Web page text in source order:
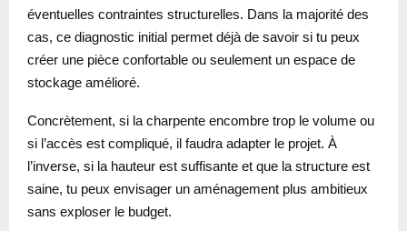
éventuelles contraintes structurelles. Dans la majorité des
cas, ce diagnostic initial permet déjà de savoir si tu peux
créer une pièce confortable ou seulement un espace de
stockage amélioré.
Concrètement, si la charpente encombre trop le volume ou
si l’accès est compliqué, il faudra adapter le projet. À
l’inverse, si la hauteur est suffisante et que la structure est
saine, tu peux envisager un aménagement plus ambitieux
sans exploser le budget.